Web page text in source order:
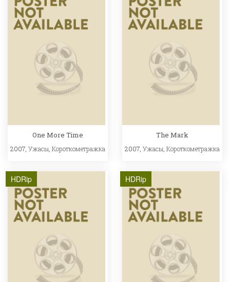
One More Time
2007, Ужасы Короткометражка
The Mark
2007,Ужасы ,Короткометражка
HDRip HDRip